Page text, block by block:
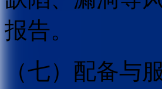
报告。
（七）配备与